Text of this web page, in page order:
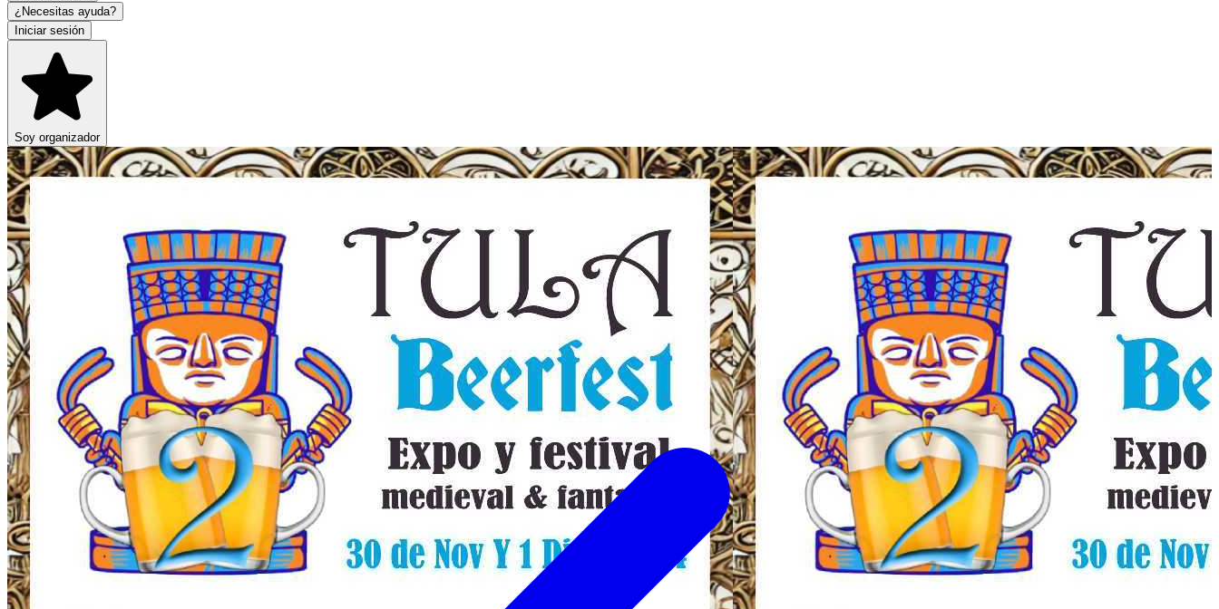
¿Necesitas ayuda?
Iniciar sesión
Soy organizador